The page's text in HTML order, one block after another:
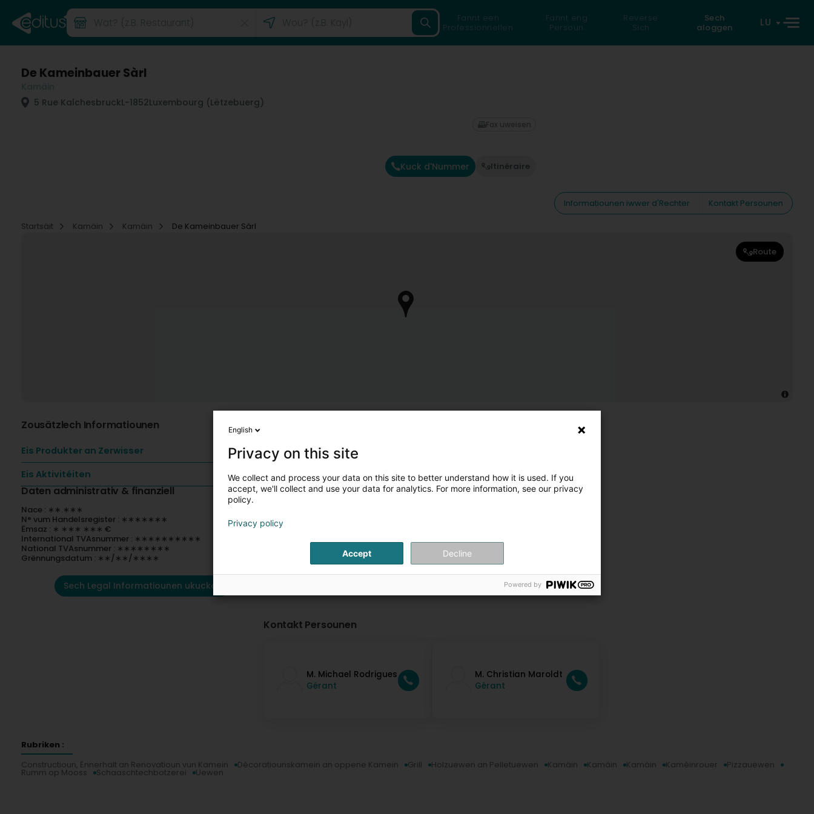
Fannt een
Professionnellen
Fannt eng
Persoun
Reverse
Sich
Sech
aloggen
LU
De Kameinbauer Sàrl
5 Rue KalchesbruckL-1852Luxembourg (Lëtzebuerg)
Kuck d'Nummer Itinéraire
Fax uweisen
Informatiounen iwwer d'Rechter
Kontakt Persounen
Startsäit
Kamäin Kamäin De Kameinbauer Sàrl
Route
Zousätzlech Informatiounen
Eis Produkter an Zerwisser
Eis Aktivitéiten
Daten administrativ & finanziell
Nace : ∗∗.∗∗∗
N° vum Handelsregister : ∗∗∗∗∗∗∗
Ëmsaz : ∗ ∗∗∗ ∗∗∗ €
International TVAsnummer : ∗∗∗∗∗∗∗∗∗∗
National TVAsnummer : ∗∗∗∗∗∗∗∗
Grënnungsdatum : ∗∗/∗∗/∗∗∗∗
Sech Legal Informatiounen ukucken
Kontakt Persounen
M. Michael Rodrigues
Gérant
M. Christian Maroldt
Gérant
Rubriken :
Constructioun, Ënnerhalt an Renovatioun vun Kamein
Décoratiounskamein an oppene Kamein Grill Holzuewen an Pelletuewen Kamäin Kamäin Kamäin Kaméinrouer Pizzauewen
Rumm op Mooss Schaaschtechbotzerei Uewen
English
Privacy on this site
We collect and process your data on this site to better understand how it is used. If you
accept, we'll collect and use your data for analytics. For more information, see our privacy
policy.
Privacy policy
Accept Decline
Powered by